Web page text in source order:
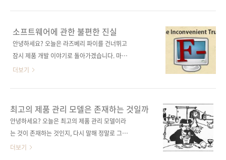
http://www.svproduct.com/what-makes-
자: 척 가이거, 마티 케이건작성자: 배장열 제품
관리자는 제품 개발 조직이 빌드하게 될 제품을
정의합니다. 제품 아이디어가 아무리 뛰..
manager-vs-business-analyst/원문 게시일:
2008년 10월 27일저자: 마티 케이건작성자: 배
장열
일부 IT 회사에서는 제품 조직 안에 그러니까 제
품 관리 쪽이나 제품 개발 쪽에 직책이 하나 더
이 비즈니스 애널리스트는 제..
소프트웨어에 관한 불편한 진실
안녕하세요? 오늘은 라즈베리 파이를 건너뛰고
잠시 제품 개발 이야기로 돌아가겠습니다. 마티
케이건의 통찰력을 들여다볼까요? 스물네 번째
원문 주소: http://www.svproduct.com/the-
inconvenient-truth-about-product/원문 게
시일: 2013년 3월 17일저자: 마티 케이건작성
더보기
최고의 제품 관리 모델은 존재하는 것일까
안녕하세요? 오늘은 최고의 제품 관리 모델이라
는 것이 존재하는 것인지, 다시 말해 정말로 그런
제품 관리 모델을 롤 모델 삼아 우리 회사에도 적
더보기